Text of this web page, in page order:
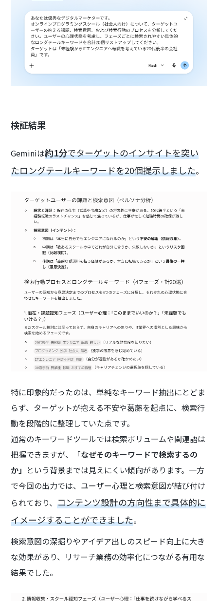
検証結果
Geminiは約1分でターゲットのインサイトを突い
たロングテールキーワードを20個提示しました。
特に印象的だったのは、単純なキーワード抽出にとどま
らず、ターゲットが抱える不安や葛藤を起点に、検索行
動を段階的に整理していた点です。
通常のキーワードツールでは検索ボリュームや関連語は
把握できますが、「なぜそのキーワードで検索するの
か」 という背景までは見えにくい傾向があります。一方
で今回の出力では、ユーザー心理と検索意図が結び付け
られており、コンテンツ設計の方向性まで具体的に
イメージすることができました。
検索意図の深掘りやアイデア出しのスピード向上に大き
な効果があり、リサーチ業務の効率化につながる有用な
結果でした。